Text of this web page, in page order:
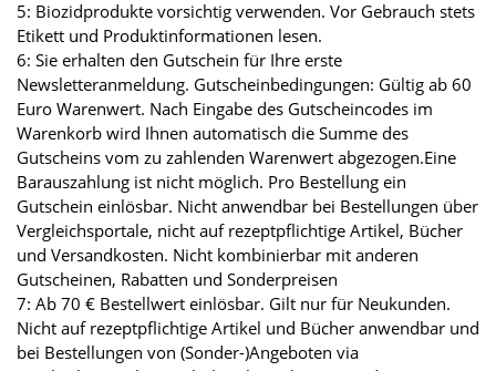
5: Biozidprodukte vorsichtig verwenden. Vor Gebrauch stets
Etikett und Produktinformationen lesen.
6: Sie erhalten den Gutschein für Ihre erste
Newsletteranmeldung. Gutscheinbedingungen: Gültig ab 60
Euro Warenwert. Nach Eingabe des Gutscheincodes im
Warenkorb wird Ihnen automatisch die Summe des
Gutscheins vom zu zahlenden Warenwert abgezogen.Eine
Barauszahlung ist nicht möglich. Pro Bestellung ein
Gutschein einlösbar. Nicht anwendbar bei Bestellungen über
Vergleichsportale, nicht auf rezeptpflichtige Artikel, Bücher
und Versandkosten. Nicht kombinierbar mit anderen
Gutscheinen, Rabatten und Sonderpreisen
7: Ab 70 € Bestellwert einlösbar. Gilt nur für Neukunden.
Nicht auf rezeptpflichtige Artikel und Bücher anwendbar und
bei Bestellungen von (Sonder-)Angeboten via